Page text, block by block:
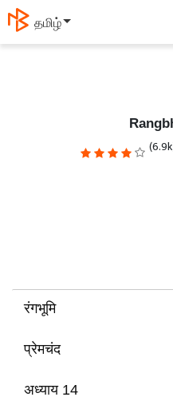
தமிழ்
रंगभूमि
प्रेमचंद
अध्याय 14